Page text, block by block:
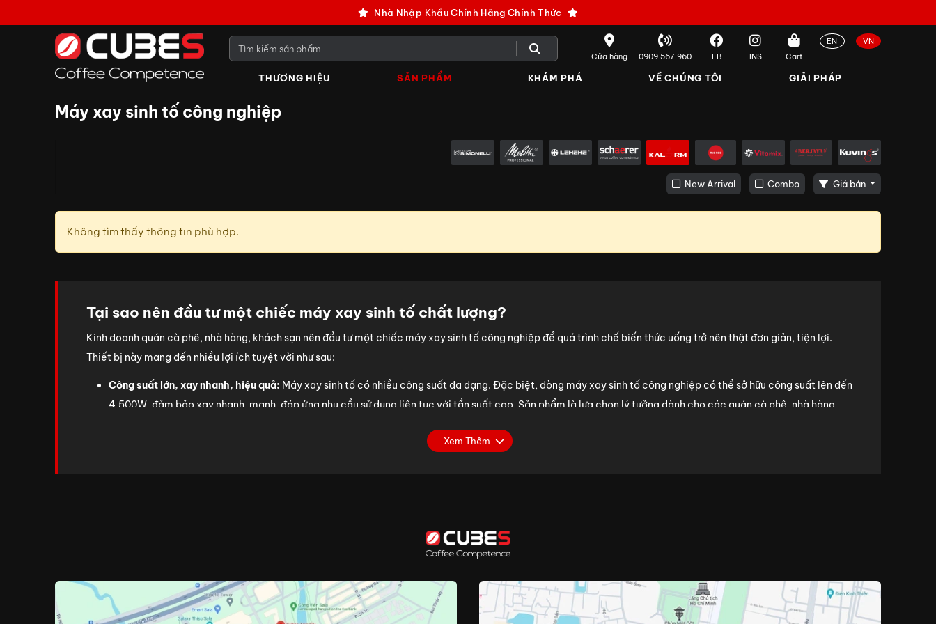
Nhà Nhập Khẩu Chính Hãng Chính Thức
Cửa hàng 0909 567 960 FB INS Cart
EN VN
THƯƠNG HIỆU SẢN PHẨM KHÁM PHÁ VỀ CHÚNG TÔI GIẢI PHÁP
Máy xay sinh tố công nghiệp
New Arrival Combo Giá bán
Không tìm thấy thông tin phù hợp.
Tại sao nên đầu tư một chiếc máy xay sinh tố chất lượng?
Kinh doanh quán cà phê, nhà hàng, khách sạn nên đầu tư một chiếc máy xay sinh tố công nghiệp để quá trình chế biến thức uống trở nên thật đơn giản, tiện lợi.
Thiết bị này mang đến nhiều lợi ích tuyệt vời như sau:
Công suất lớn, xay nhanh, hiệu quả: Máy xay sinh tố có nhiều công suất đa dạng. Đặc biệt, dòng máy xay sinh tố công nghiệp có thể sở hữu công suất lên đến
4.500W, đảm bảo xay nhanh, mạnh, đáp ứng nhu cầu sử dụng liên tục với tần suất cao. Sản phẩm là lựa chọn lý tưởng dành cho các quán cà phê, nhà hàng,
Máy xay sinh tố chất lượng luôn được làm bằng nguồn chất liệu bền bỉ, dễ về sinh và an toàn với sức khỏe. Chẳng hạn như, hầu hết
Nhờ được trang bị công suất lớn, máy xay sinh tố công nghiệp hoạt động vô cùng mạnh mẽ, hiệu quả,
là lựa chọn tối ưu cho các cơ sở kinh doanh quy mô lớn. Bằng việc sử dụng thiết bị này, bạn có thể tiết kiệm được nhiều thời gian cũng như công sức chế biến.
Có thể thấy, máy xay sinh tố công nghiệp và máy xay sinh tố gia đình có nhiều chênh lệch đáng kể về cả công suất, tính năng và độ bền.
Công suất:Trung bình, một máy xay sinh tố công nghiệp chỉ mất khoảng vài giây để cho ra một ly sinh tố. Trong khi đó, máy máy xay gia đình chỉ có công suất
Xem Thêm